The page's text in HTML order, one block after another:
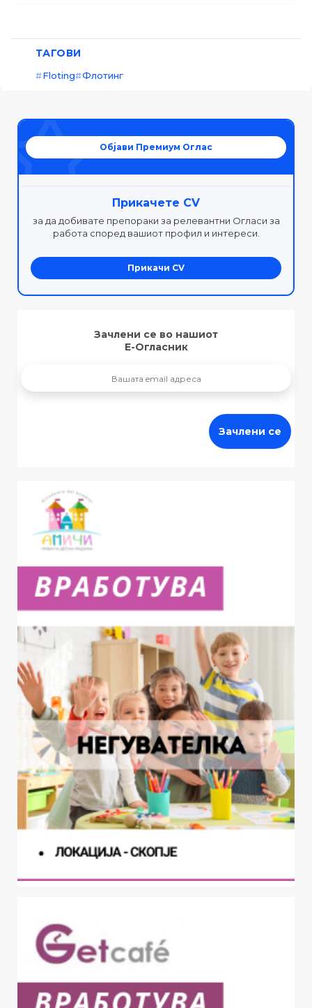
ТАГОВИ
Floting Флотинг
Објави Премиум Оглас
Прикачете CV
за да добивате препораки за релевантни Огласи за
работа според вашиот профил и интереси.
Прикачи CV
Зачлени се во нашиот
Е-Огласник